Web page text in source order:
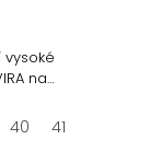
vysoké
na
40 41